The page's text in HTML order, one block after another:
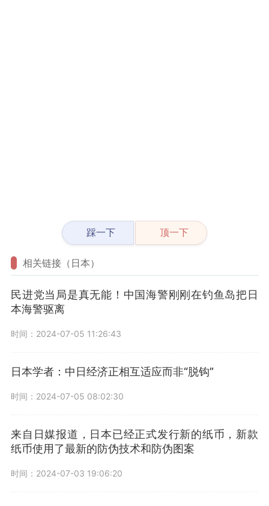
踩一下 顶一下
相关链接（日本）
民进党当局是真无能！中国海警刚刚在钓鱼岛把日
本海警驱离
时间：2024-07-05 11:26:43
日本学者：中日经济正相互适应而非“脱钩”
时间：2024-07-05 08:02:30
来自日媒报道，日本已经正式发行新的纸币，新款
纸币使用了最新的防伪技术和防伪图案
时间：2024-07-03 19:06:20